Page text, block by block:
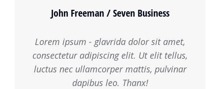
John Freeman / Seven Business
Lorem ipsum - glavrida dolor sit amet,
consectetur adipiscing elit. Ut elit tellus,
luctus nec ullamcorper mattis, pulvinar
dapibus leo. Thanx!